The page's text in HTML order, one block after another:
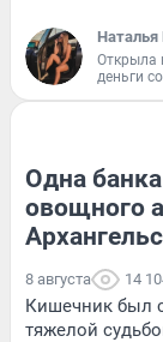
Открыла
деньги
Одна
овощного
8 августа 14
Кишечник был
тяжелой